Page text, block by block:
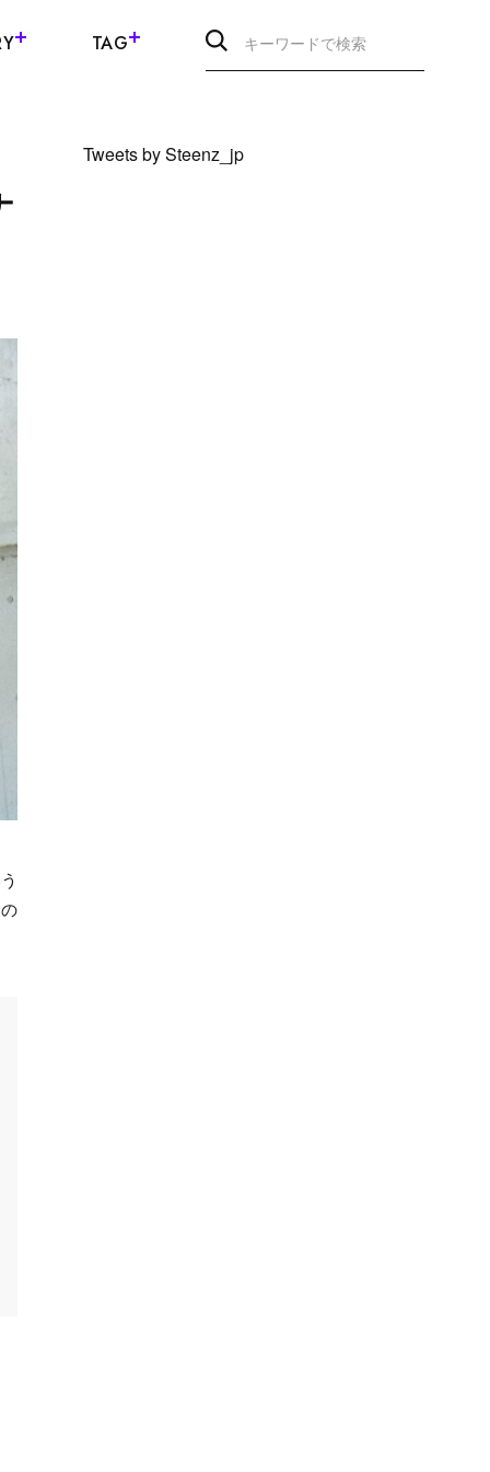
TAG
Tweets by Steenz_jp